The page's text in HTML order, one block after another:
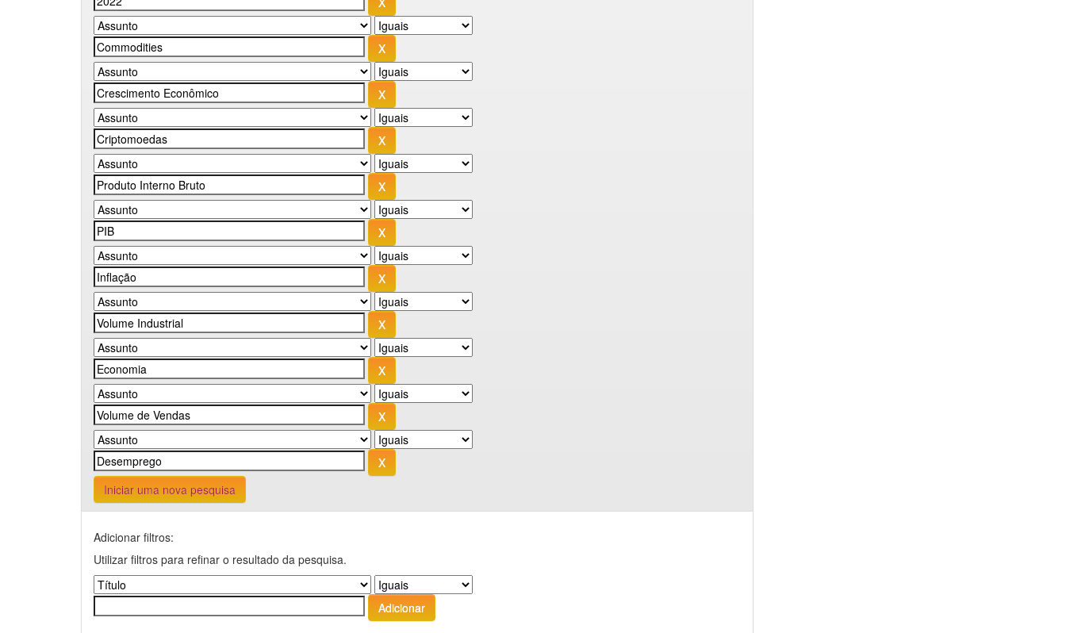
Iniciar uma nova pesquisa
Adicionar filtros:
Utilizar filtros para refinar o resultado da pesquisa.